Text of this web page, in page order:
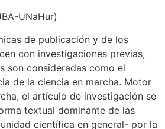
UNaHur)
de publicación y de los
con investigaciones previas,
son consideradas como el
de la ciencia en marcha. Motor
el artículo de investigación se
textual dominante de las
científica en general- por la